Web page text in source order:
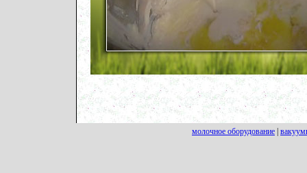
молочное оборудование